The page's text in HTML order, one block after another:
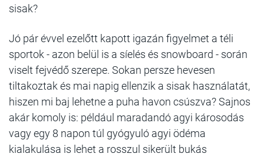
sisak?
Jó pár évvel ezelőtt kapott igazán figyelmet a téli
sportok - azon belül is a síelés és snowboard - során
viselt fejvédő szerepe. Sokan persze hevesen
tiltakoztak és mai napig ellenzik a sisak használatát,
hiszen mi baj lehetne a puha havon csúszva? Sajnos
akár komoly is: például maradandó agyi károsodás
vagy egy 8 napon túl gyógyuló agyi ödéma
kialakulása is lehet a rosszul sikerült bukás